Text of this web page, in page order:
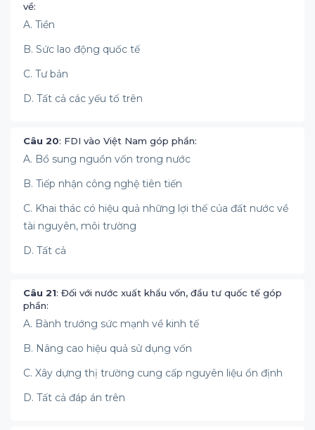
về:
A. Tiền
B. Sức lao động quốc tế
C. Tư bản
D. Tất cả các yếu tố trên
Câu 20: FDI vào Việt Nam góp phần:
A. Bổ sung nguồn vốn trong nước
B. Tiếp nhận công nghệ tiên tiến
C. Khai thác có hiệu quả những lợi thế của đất nước về
tài nguyên, môi trường
D. Tất cả
Câu 21: Đối với nước xuất khẩu vốn, đầu tư quốc tế góp
phần:
A. Bành trướng sức mạnh về kinh tế
B. Nâng cao hiệu quả sử dụng vốn
C. Xây dựng thị trường cung cấp nguyên liệu ổn định
D. Tất cả đáp án trên